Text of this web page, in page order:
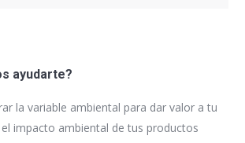
ayudarte?
la variable ambiental para dar valor a tu
impacto ambiental de tus productos